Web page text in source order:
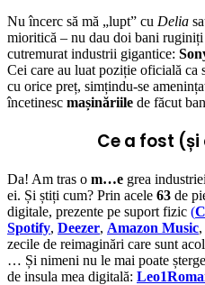
Nu încerc să mă „lupt” cu Delia
mioritică – nu dau doi bani
cutremurat industrii gigantice:
Cei care au luat poziție oficială ca
cu orice preț, simțindu-se
încetinesc mașinăriile de făcut
Ce a fost
Da! Am tras o m…e grea
ei. Și știți cum? Prin acele 63 de
digitale, prezente pe suport fizic (
Spotify, Deezer, Amazon Music,
zecile de reimaginări care sunt
… Și nimeni nu le mai poate
de insula mea digitală: